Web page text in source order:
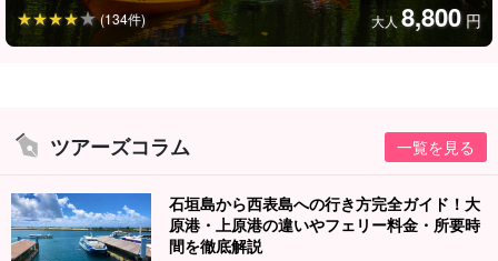
大人 8,800 円
(134件)
ツアーズコラム 一覧を見る
石垣島から西表島への行き方完全ガイド！大
原港・上原港の違いやフェリー料金・所要時
間を徹底解説